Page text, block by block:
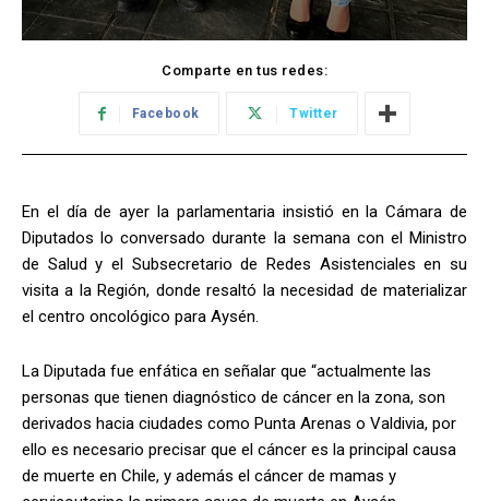
Comparte en tus redes:
Facebook Twitter
En el día de ayer la parlamentaria insistió en la Cámara de
Diputados lo conversado durante la semana con el Ministro
de Salud y el Subsecretario de Redes Asistenciales en su
visita a la Región, donde resaltó la necesidad de materializar
el centro oncológico para Aysén.
La Diputada fue enfática en señalar que “actualmente las
personas que tienen diagnóstico de cáncer en la zona, son
derivados hacia ciudades como Punta Arenas o Valdivia, por
ello es necesario precisar que el cáncer es la principal causa
de muerte en Chile, y además el cáncer de mamas y